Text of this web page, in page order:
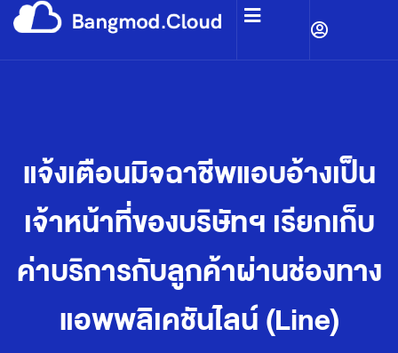
แจ้งเตือนมิจฉาชีพแอบอ้างเป็น
เจ้าหน้าที่ของบริษัทฯ เรียกเก็บ
ค่าบริการกับลูกค้าผ่านช่องทาง
แอพพลิเคชันไลน์ (Line)